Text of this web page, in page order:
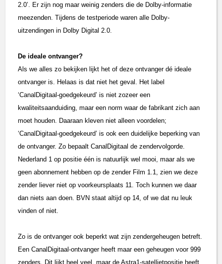
2.0’. Er zijn nog maar weinig zenders die de Dolby-informatie
meezenden. Tijdens de testperiode waren alle Dolby-
uitzendingen in Dolby Digital 2.0.
De ideale ontvanger?
Als we alles zo bekijken lijkt het of deze ontvanger dé ideale
ontvanger is. Helaas is dat niet het geval. Het label
‘CanalDigitaal-goedgekeurd’ is niet zozeer een
kwaliteitsaanduiding, maar een norm waar de fabrikant zich aan
moet houden. Daaraan kleven niet alleen voordelen;
‘CanalDigitaal-goedgekeurd’ is ook een duidelijke beperking van
de ontvanger. Zo bepaalt CanalDigitaal de zendervolgorde.
Nederland 1 op positie één is natuurlijk wel mooi, maar als we
geen abonnement hebben op de zender Film 1.1, zien we deze
zender liever niet op voorkeursplaats 11. Toch kunnen we daar
dan niets aan doen. BVN staat altijd op 14, of we dat nu leuk
vinden of niet.
Zo is de ontvanger ook beperkt wat zijn zendergeheugen betreft.
Een CanalDigitaal-ontvanger heeft maar een geheugen voor 999
zenders. Dit lijkt heel veel, maar de Astra1-satellietpositie heeft